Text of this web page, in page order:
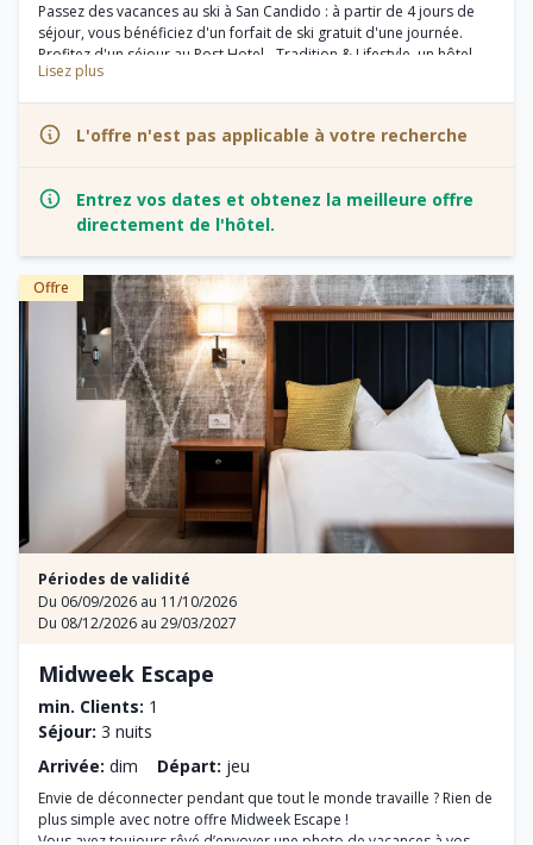
Passez des vacances au ski à San Candido : à partir de 4 jours de
séjour, vous bénéficiez d'un forfait de ski gratuit d'une journée.
Profitez d'un séjour au Post Hotel - Tradition & Lifestyle, un hôtel-
boutique réservé aux adultes, idéal pour les skieurs.
Lisez plus
L'offre n'est pas applicable à votre recherche
Entrez vos dates et obtenez la meilleure offre
directement de l'hôtel.
Offre
Périodes de validité
Du 06/09/2026 au 11/10/2026
Du 08/12/2026 au 29/03/2027
Midweek Escape
min. Clients: 1
Séjour: 3 nuits
Arrivée: dim Départ: jeu
Envie de déconnecter pendant que tout le monde travaille ? Rien de
plus simple avec notre offre Midweek Escape !